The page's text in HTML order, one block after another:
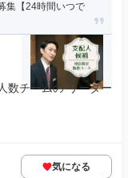
集【24時間いつで
数チームの リーダー
気になる